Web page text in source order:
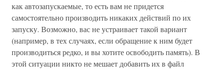
как автозапускаемые, то есть вам не придется
самостоятельно производить никаких действий по их
запуску. Возможно, вас не устраивает такой вариант
(например, в тех случаях, если обращение к ним будет
производиться редко, и вы хотите освободить память). В
этой ситуации никто не мешает добавить их в файл